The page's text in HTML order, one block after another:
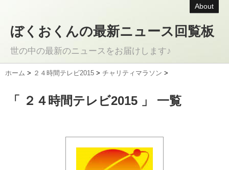
About
ぼくおくんの最新ニュース回覧板
世の中の最新のニュースをお届けします♪
ホーム > ２４時間テレビ2015 > チャリティマラソン >
「 ２４時間テレビ2015 」 一覧